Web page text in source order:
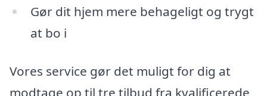
Gør dit hjem mere behageligt og trygt
at bo i
Vores service gør det muligt for dig at
modtage op til tre tilbud fra kvalificerede